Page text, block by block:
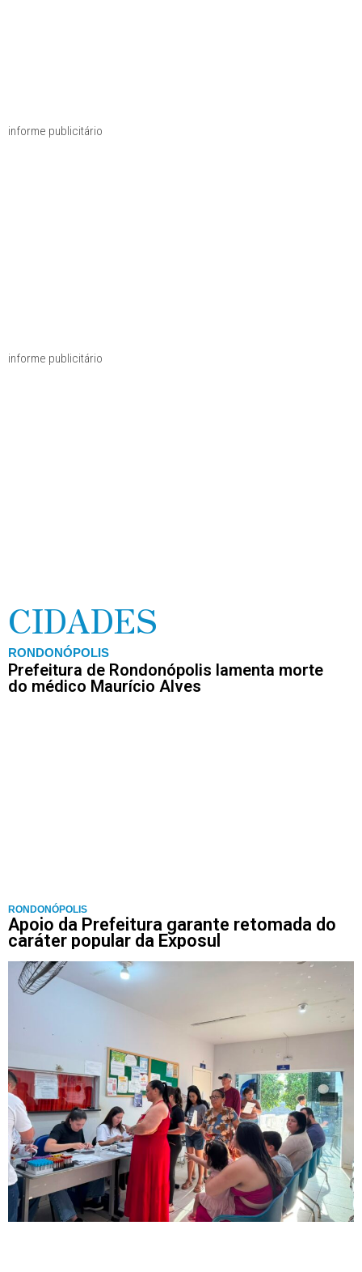
informe publicitário
informe publicitário
CIDADES
RONDONÓPOLIS
Prefeitura de Rondonópolis lamenta morte
do médico Maurício Alves
RONDONÓPOLIS
Apoio da Prefeitura garante retomada do
caráter popular da Exposul